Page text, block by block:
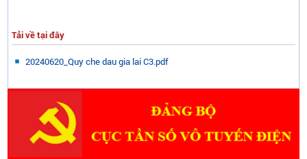
Tải về tại đây
20240620_Quy che dau gia lai C3.pdf